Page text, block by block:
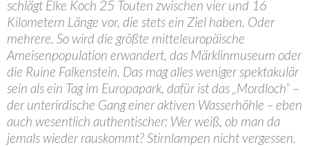
schlägt Elke Koch 25 Touten zwischen vier und 16
Kilometern Länge vor, die stets ein Ziel haben. Oder
mehrere. So wird die größte mitteleuropäische
Ameisenpopulation erwandert, das Märklinmuseum oder
die Ruine Falkenstein. Das mag alles weniger spektakulär
sein als ein Tag im Europapark, dafür ist das „Mordloch“ –
der unterirdische Gang einer aktiven Wasserhöhle – eben
auch wesentlich authentischer: Wer weiß, ob man da
jemals wieder rauskommt? Stirnlampen nicht vergessen.